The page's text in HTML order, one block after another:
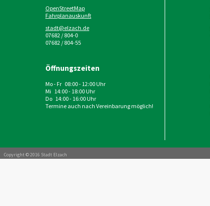
OpenStreetMap
Fahrplanauskunft
stadt@elzach.de
07682 / 804-0
07682 / 804-55
Öffnungszeiten
Mo - Fr 08:00 - 12:00 Uhr
Mi 14:00 - 18:00 Uhr
Do 14:00 - 16:00 Uhr
Termine auch nach Vereinbarung möglich!
Copyright © 2016 Stadt Elzach